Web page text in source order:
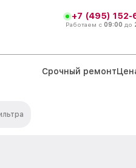
+7 (495) 152-
Работаем с 09:00 до
Срочный ремонт